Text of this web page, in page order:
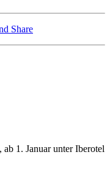
1. Januar unter Iberotel